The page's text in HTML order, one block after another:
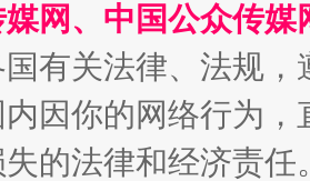
网、中国公众传
有关法律、法规
因你的网络行为
的法律和经济责